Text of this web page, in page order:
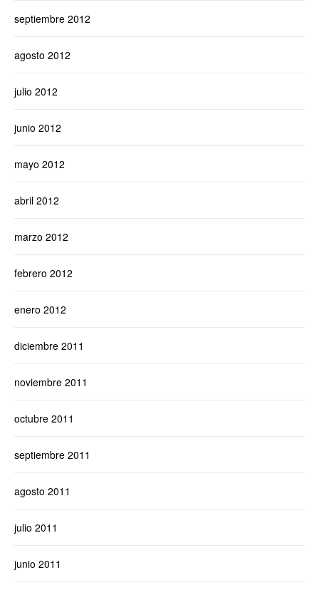
septiembre 2012
agosto 2012
julio 2012
junio 2012
mayo 2012
abril 2012
marzo 2012
febrero 2012
enero 2012
diciembre 2011
noviembre 2011
octubre 2011
septiembre 2011
agosto 2011
julio 2011
junio 2011